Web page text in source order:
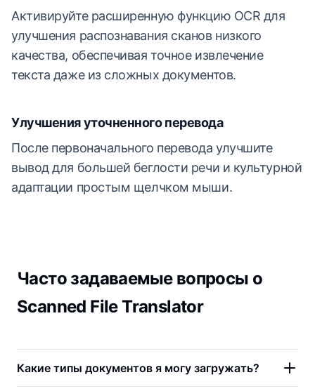
Активируйте расширенную функцию OCR для
улучшения распознавания сканов низкого
качества, обеспечивая точное извлечение
текста даже из сложных документов.
Улучшения уточненного перевода
После первоначального перевода улучшите
вывод для большей беглости речи и культурной
адаптации простым щелчком мыши.
Часто задаваемые вопросы о
Scanned File Translator
Какие типы документов я могу загружать?